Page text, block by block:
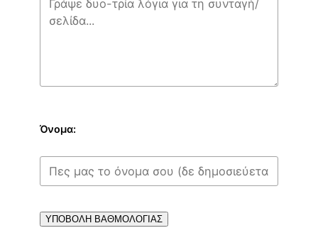
Όνομα:
ΥΠΟΒΟΛΗ ΒΑΘΜΟΛΟΓΙΑΣ